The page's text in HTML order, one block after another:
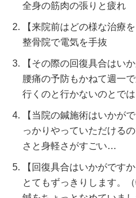
全身の筋肉の張りと疲れ
【来院前はどの様な治療
整骨院で電気を手抜
【その際の回復具合はい
腰痛の予防もかねて週一
行くのと行かないのとで
【当院の鍼施術はい
っかりやっていただける
さと身軽さがすごい…
【回復具合はいかがですか
とてもずっきりします。（